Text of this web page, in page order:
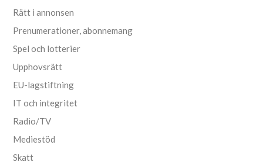
Rätt i annonsen
Prenumerationer, abonnemang
Spel och lotterier
Upphovsrätt
EU-lagstiftning
IT och integritet
Radio/TV
Mediestöd
Skatt